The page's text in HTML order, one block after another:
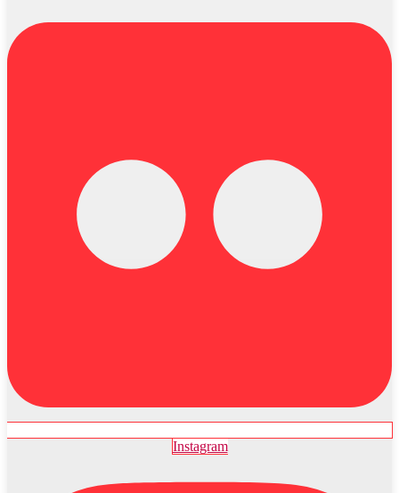
Instagram